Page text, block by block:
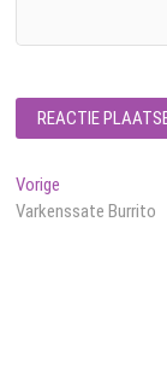
Bericht
navigatie
Vorige
bericht:
Varkenssate Burrito